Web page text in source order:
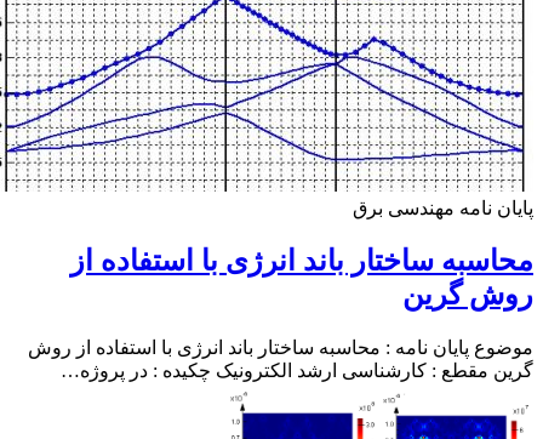
نامه مهندسی برق
ساختار باند انرژی با استفاده از
گرین
پایان نامه : محاسبه ساختار باند انرژی با استفاده از روش
مقطع : کارشناسی ارشد الکترونیک چکیده : در پروژه…